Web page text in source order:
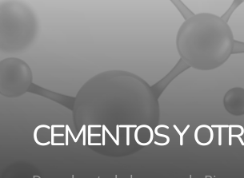
CEMENTOS Y